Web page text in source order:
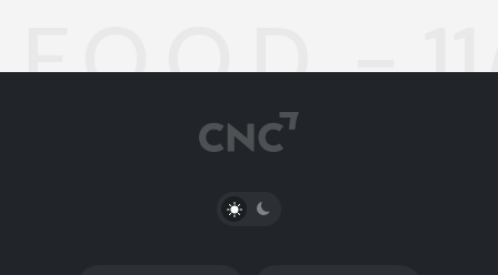
F.O.O.D. -
PŘEPNOUT SVĚTLÝ/TMAVÝ REŽIM